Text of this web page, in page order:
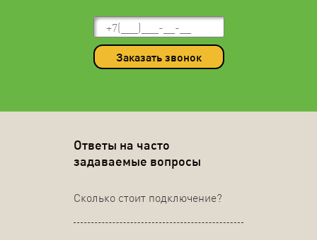
Заказать звонок
Ответы на часто
задаваемые вопросы
Сколько стоит подключение?